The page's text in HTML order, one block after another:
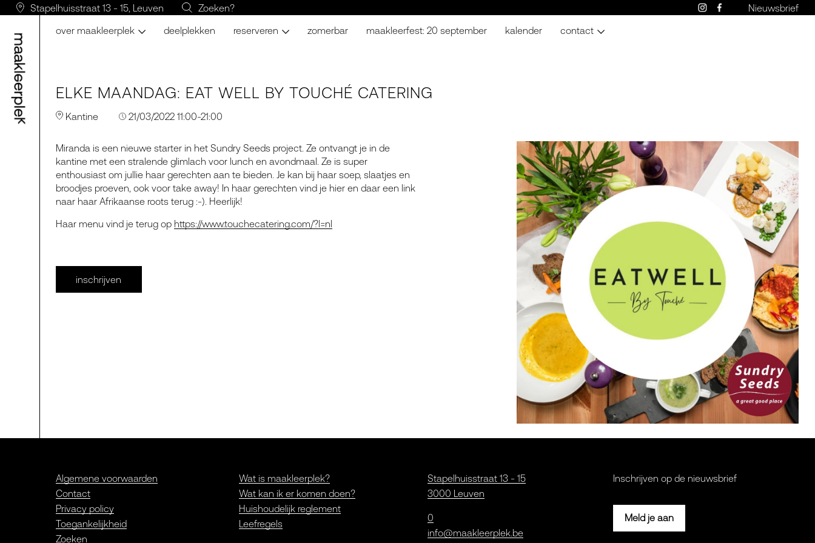
Stapelhuisstraat 13 - 15, Leuven Zoeken? Nieuwsbrief
over maakleerplek deelplekken reserveren zomerbar maakleerfest: 20 september kalender contact
ELKE MAANDAG: EAT WELL BY TOUCHÉ CATERING
Kantine 21/03/2022 11:00-21:00
Miranda is een nieuwe starter in het Sundry Seeds project. Ze ontvangt je in de
kantine met een stralende glimlach voor lunch en avondmaal. Ze is super
enthousiast om jullie haar gerechten aan te bieden. Je kan bij haar soep, slaatjes en
broodjes proeven, ook voor take away! In haar gerechten vind je hier en daar een link
naar haar Afrikaanse roots terug :-). Heerlijk!
Haar menu vind je terug op https://www.touchecatering.com/?l=nl
inschrijven
Algemene voorwaarden
Contact
Privacy policy
Toegankelijkheid
Zoeken
Wat is maakleerplek?
Wat kan ik er komen doen?
Huishoudelijk reglement
Leefregels
Stapelhuisstraat 13 - 15
3000 Leuven
0
info@maakleerplek.be
Inschrijven op de nieuwsbrief
Meld je aan